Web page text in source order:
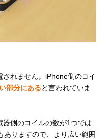
れません。iPhone側のコイ
部分にあると言われていま
側のコイルの数が1つでは
ありますので、より広い範囲